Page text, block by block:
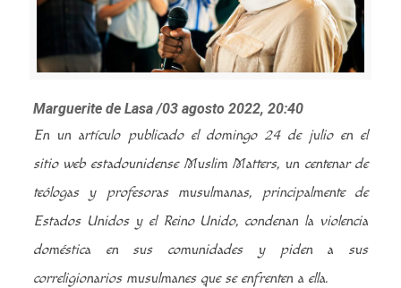
Marguerite de Lasa /03 agosto 2022, 20:40
En un artículo publicado el domingo 24 de julio en el
sitio web estadounidense Muslim Matters, un centenar de
teólogas y profesoras musulmanas, principalmente de
Estados Unidos y el Reino Unido, condenan la violencia
doméstica en sus comunidades y piden a sus
correligionarios musulmanes que se enfrenten a ella.